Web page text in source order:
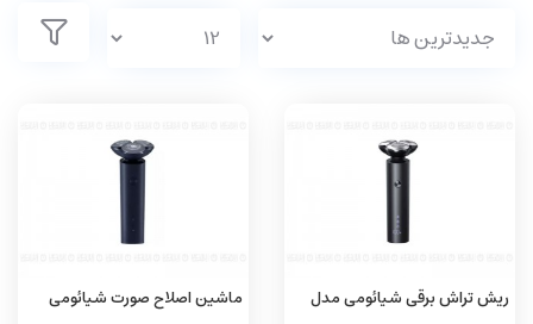
ریش تراش برقی شیائومی مدل
ماشین اصلاح صورت شیائومی